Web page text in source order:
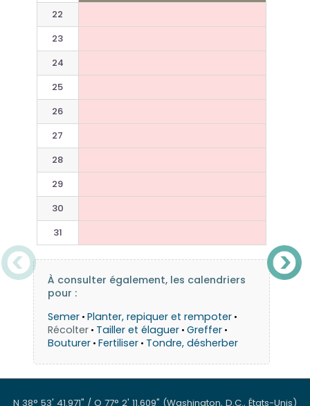
22
23
24
25
26
27
28
29
30
31
À consulter également, les calendriers
pour :
Semer• Planter, repiquer et rempoter•
Récolter• Tailler et élaguer• Greffer•
Bouturer• Fertiliser• Tondre, désherber
N 38° 53' 41.971" / O 77° 2' 11.609" (Washington, D.C., États-Unis)